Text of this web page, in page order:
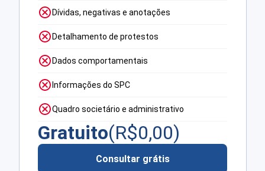
Dívidas, negativas e anotações
Detalhamento de protestos
Dados comportamentais
Informações do SPC
Quadro societário e administrativo
Gratuito(R$0,00)
Consultar grátis